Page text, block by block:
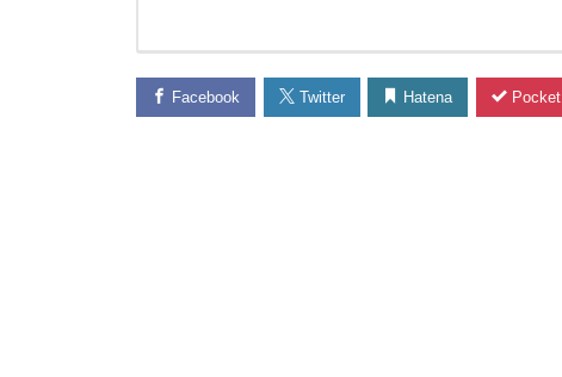
ー
Facebook Twitter Hatena Pocket